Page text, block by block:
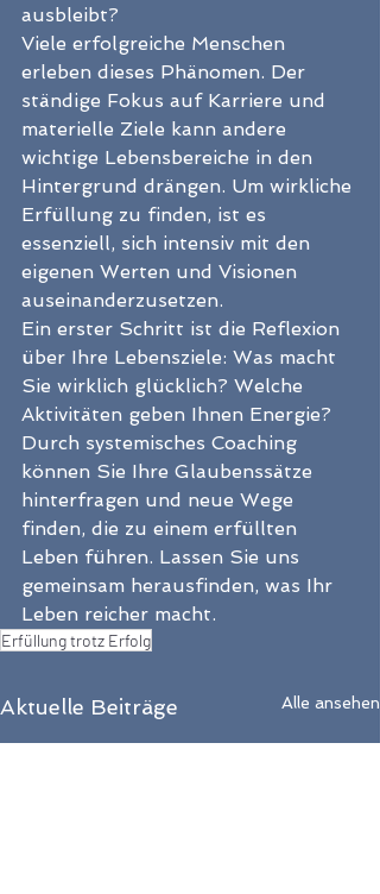
ausbleibt?
Viele erfolgreiche Menschen
erleben dieses Phänomen. Der
ständige Fokus auf Karriere und
materielle Ziele kann andere
wichtige Lebensbereiche in den
Hintergrund drängen. Um wirkliche
Erfüllung zu finden, ist es
essenziell, sich intensiv mit den
eigenen Werten und Visionen
auseinanderzusetzen.
Ein erster Schritt ist die Reflexion
über Ihre Lebensziele: Was macht
Sie wirklich glücklich? Welche
Aktivitäten geben Ihnen Energie?
Durch systemisches Coaching
können Sie Ihre Glaubenssätze
hinterfragen und neue Wege
finden, die zu einem erfüllten
Leben führen. Lassen Sie uns
gemeinsam herausfinden, was Ihr
Leben reicher macht.
Erfüllung trotz Erfolg
Aktuelle Beiträge Alle ansehen